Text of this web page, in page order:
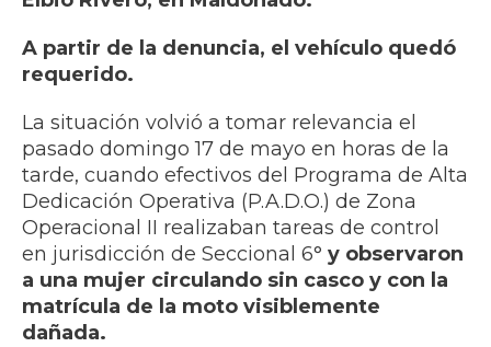
A partir de la denuncia, el vehículo quedó
requerido.
La situación volvió a tomar relevancia el
pasado domingo 17 de mayo en horas de la
tarde, cuando efectivos del Programa de Alta
Dedicación Operativa (P.A.D.O.) de Zona
Operacional II realizaban tareas de control
en jurisdicción de Seccional 6° y observaron
a una mujer circulando sin casco y con la
matrícula de la moto visiblemente
dañada.